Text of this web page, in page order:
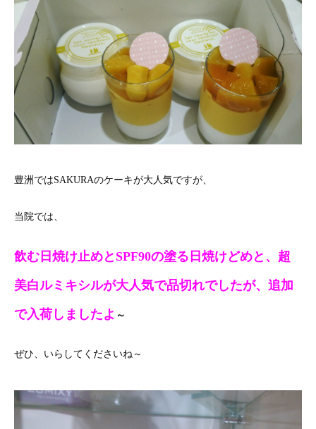
豊洲ではSAKURAのケーキが大人気ですが、
当院では、
飲む日焼け止めとSPF90の塗る日焼けどめと、超
美白ルミキシルが大人気で品切れでしたが、追加
で入荷しましたよ ～
ぜひ、いらしてくださいね～